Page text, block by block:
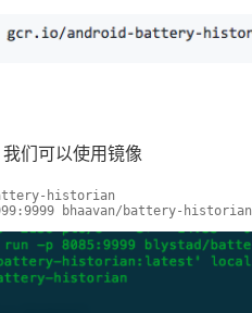
们可以使用镜像
historian
bhaavan/battery-historian